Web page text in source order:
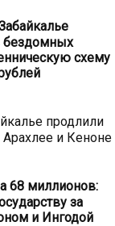
бездомных
схему
продлили
Арахлее и Кеноне
68 миллионов:
за
и Ингодой